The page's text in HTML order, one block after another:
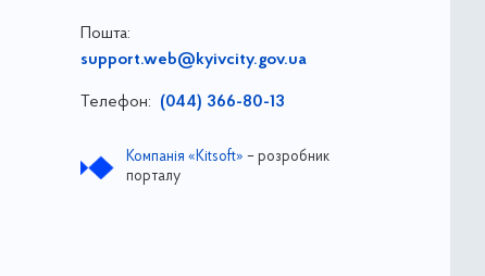
Пошта:
support.web@kyivcity.gov.ua
Телефон: (044) 366-80-13
Компанія «Kitsoft» – розробник
порталу